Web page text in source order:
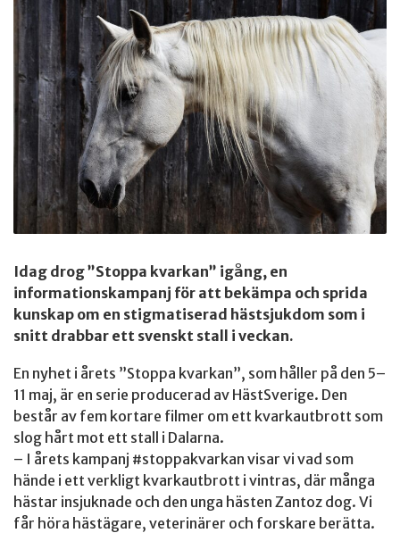
Idag drog ”Stoppa kvarkan” igång, en
informationskampanj för att bekämpa och sprida
kunskap om en stigmatiserad hästsjukdom som i
snitt drabbar ett svenskt stall i veckan.
En nyhet i årets ”Stoppa kvarkan”, som håller på den 5–
11 maj, är en serie producerad av HästSverige. Den
består av fem kortare filmer om ett kvarkautbrott som
slog hårt mot ett stall i Dalarna.
– I årets kampanj #stoppakvarkan visar vi vad som
hände i ett verkligt kvarkautbrott i vintras, där många
hästar insjuknade och den unga hästen Zantoz dog. Vi
får höra hästägare, veterinärer och forskare berätta.